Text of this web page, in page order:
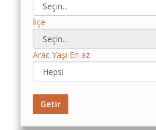
Kredili
Maliyet
Hesaplama
Toplu
Maliyet
Hesaplama
İlçe
Arac Yaşı En az
Getir